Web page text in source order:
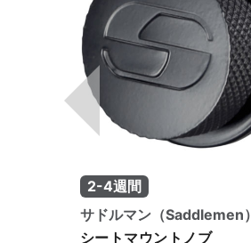
2-4週間
サドルマン（Saddlemen）
シートマウントノブ